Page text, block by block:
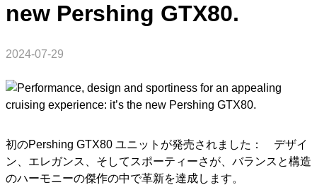
new Pershing GTX80.
2024-07-29
初のPershing GTX80 ユニットが発売されました： デザイ
ン、エレガンス、そしてスポーティーさが、バランスと構造
のハーモニーの傑作の中で革新を達成します。